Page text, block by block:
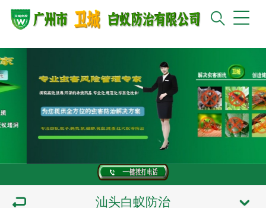
汕头白蚁防治